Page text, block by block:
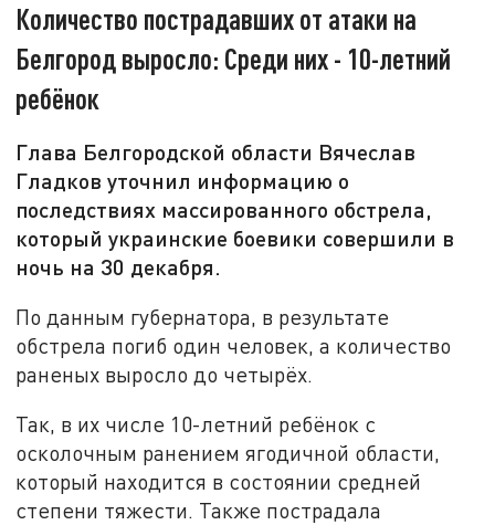
Количество пострадавших от атаки на
Белгород выросло: Среди них - 10-летний
ребёнок
Глава Белгородской области Вячеслав
Гладков уточнил информацию о
последствиях массированного обстрела,
который украинские боевики совершили в
ночь на 30 декабря.
По данным губернатора, в результате
обстрела погиб один человек, а количество
раненых выросло до четырёх.
Так, в их числе 10-летний ребёнок с
осколочным ранением ягодичной области,
который находится в состоянии средней
степени тяжести. Также пострадала